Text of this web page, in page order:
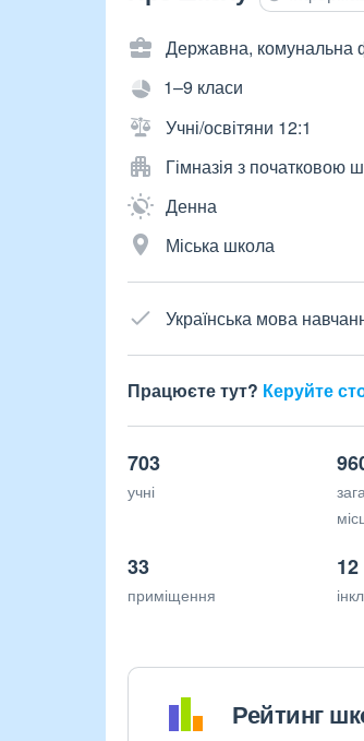
Державна, комунальна
1–9 класи
Учні/освітяни 12:1
Гімназія з початковою
Денна
Міська школа
Українська мова
Працюєте тут? Керуйте
703
учні
33
приміщення
12
Рейтинг